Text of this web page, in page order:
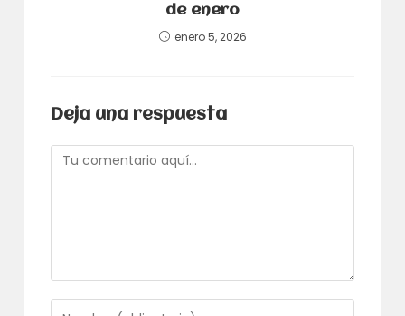
de enero
enero 5, 2026
Deja una respuesta
Comentario